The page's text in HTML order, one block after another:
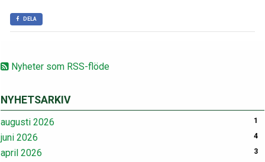
Nyheter som RSS-flöde
NYHETSARKIV
augusti 2026 1
juni 2026 4
april 2026 3
DELA